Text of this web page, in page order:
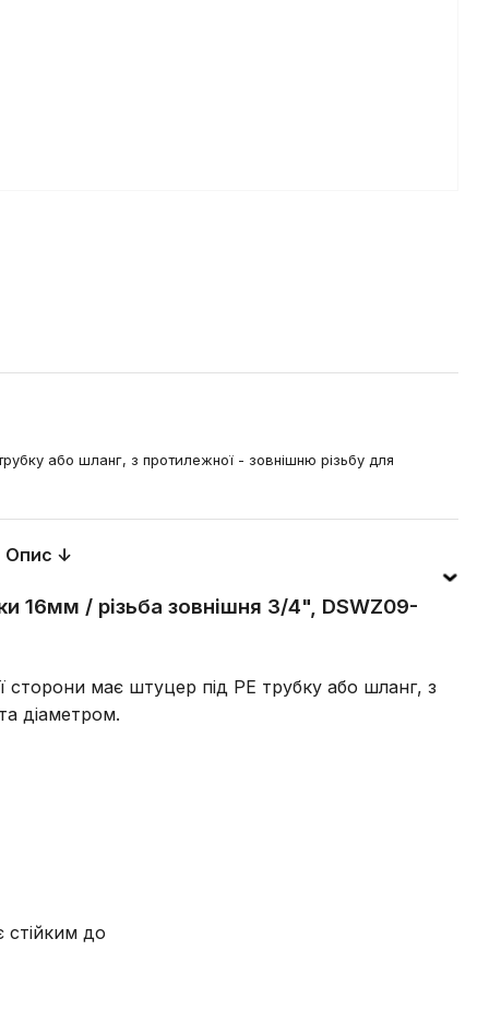
або шланг, з протилежної - зовнішню різьбу для
Опис ↓
16мм / різьба зовнішня 3/4", DSWZ09-
сторони має штуцер під PE трубку або шланг, з
діаметром.
стійким до